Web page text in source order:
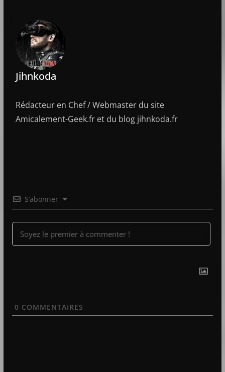
Jihnkoda
Rédacteur en Chef / Webmaster du site
Amicalement-Geek.fr et du blog jihnkoda.fr
S’abonner
0 COMMENTAIRES